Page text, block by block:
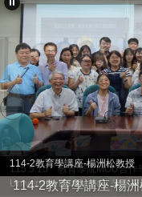
區
115.5.15「教育學院MOU合
Universität Dortmund）學者
114-2教育學講座-楊洲松教授
114-2教育學講座-楊洲